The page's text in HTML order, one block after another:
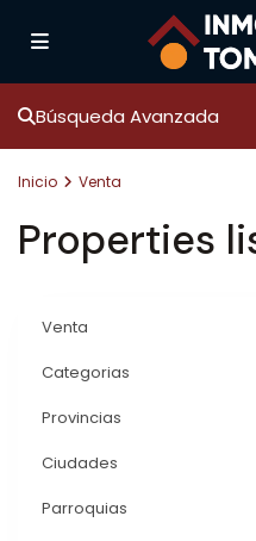
Búsqueda Avanzada
Inicio Venta
Properties
Venta
Categorias
Provincias
Ciudades
Parroquias